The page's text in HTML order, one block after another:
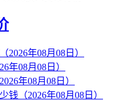
2026年08月08日）
年08月08日）
年08月08日）
钱（2026年08月08日）